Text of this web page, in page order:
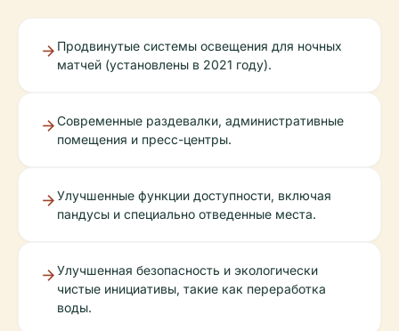
Продвинутые системы освещения для ночных
матчей (установлены в 2021 году).
Современные раздевалки, административные
помещения и пресс-центры.
Улучшенные функции доступности, включая
пандусы и специально отведенные места.
Улучшенная безопасность и экологически
чистые инициативы, такие как переработка
воды.